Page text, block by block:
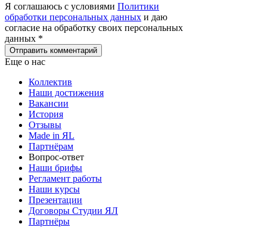
Я соглашаюсь с условиями Политики
обработки персональных данных и даю
согласие на обработку своих персональных
данных *
Отправить комментарий
Еще о нас
Коллектив
Наши достижения
Вакансии
История
Отзывы
Made in ЯL
Партнёрам
Вопрос-ответ
Наши брифы
Регламент работы
Наши курсы
Презентации
Договоры Студии ЯЛ
Партнёры